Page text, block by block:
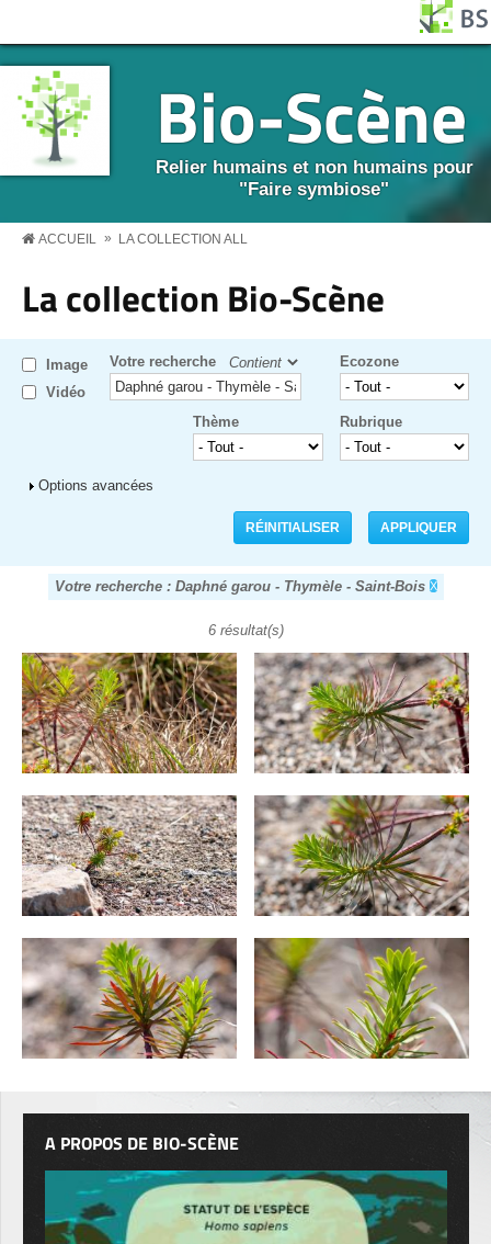
Bio-Scène
Relier humains et non humains pour
"Faire symbiose"
BS MENU
ACCUEIL » LA COLLECTION ALL
La collection Bio-Scène
Image
Vidéo
Votre recherche Ecozone
Rubrique
Thème
Afficher
Options avancées
Votre recherche : Daphné garou - Thymèle - Saint-Bois
6 résultat(s)
A PROPOS DE BIO-SCÈNE